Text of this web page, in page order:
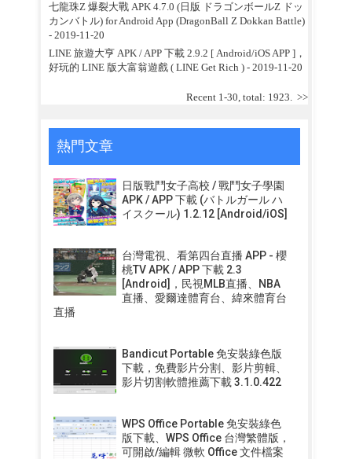
七龍珠Z 爆裂大戰 APK 4.7.0 (日版 ドラゴンボールZ ドッ
カンバトル) for Android App (DragonBall Z Dokkan Battle)
- 2019-11-20
LINE 旅遊大亨 APK / APP 下載 2.9.2 [ Android/iOS APP ]，
好玩的 LINE 版大富翁遊戲 ( LINE Get Rich )- 2019-11-20
Recent 1-30, total: 1923. >>
熱門文章
日版戰鬥女子高校 / 戰鬥女子學園
APK / APP 下載 (バトルガール ハ
イスクール) 1.2.12 [Android/iOS]
台灣電視、看第四台直播 APP - 櫻
桃TV APK / APP 下載 2.3
[Android]，民視MLB直播、NBA
直播、愛爾達體育台、緯來體育台
直播
Bandicut Portable 免安裝綠色版
下載，免費影片分割、影片剪輯、
影片切割軟體推薦下載 3.1.0.422
WPS Office Portable 免安裝綠色
版下載、WPS Office 台灣繁體版，
可開啟/編輯 微軟 Office 文件檔案